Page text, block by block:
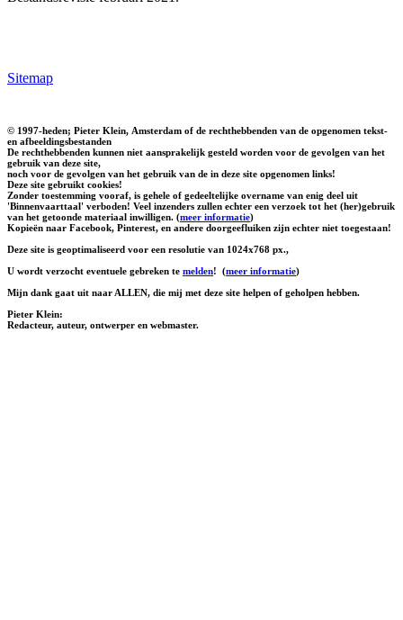
Sitemap
© 1997-heden; Pieter Klein, Amsterdam of de rechthebbenden van de opgenomen tekst-
en afbeeldingsbestanden
De rechthebbenden kunnen niet aansprakelijk gesteld worden voor de gevolgen van het
gebruik van deze site,
noch voor de gevolgen van het gebruik van de in deze site opgenomen links!
Deze site gebruikt cookies!
Zonder toestemming vooraf, is gehele of gedeeltelijke overname van enig deel uit
'Binnenvaarttaal' verboden! Veel inzenders zullen echter een verzoek tot het (her)gebruik
van het getoonde materiaal inwilligen. (meer informatie)
Kopieën naar Facebook, Pinterest, en andere doorgeefluiken zijn echter niet toegestaan!
Deze site is geoptimaliseerd voor een resolutie van 1024x768 px.,
U wordt verzocht eventuele gebreken te melden! (meer informatie)
Mijn dank gaat uit naar ALLEN, die mij met deze site helpen of geholpen hebben.
Pieter Klein:
Redacteur, auteur, ontwerper en webmaster.